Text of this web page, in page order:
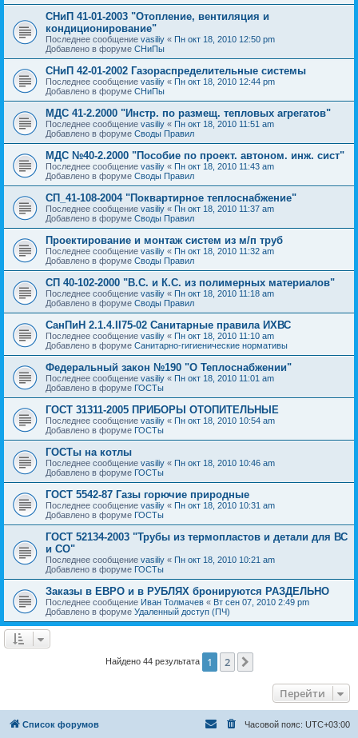
СНиП 41-01-2003 "Отопление, вентиляция и
кондиционирование"
Последнее сообщение vasiliy « Пн окт 18, 2010 12:50 pm
Добавлено в форуме СНиПы
СНиП 42-01-2002 Газораспределительные системы
Последнее сообщение vasiliy « Пн окт 18, 2010 12:44 pm
Добавлено в форуме СНиПы
МДС 41-2.2000 "Инстр. по размещ. тепловых агрегатов"
Последнее сообщение vasiliy « Пн окт 18, 2010 11:51 am
Добавлено в форуме Своды Правил
МДС №40-2.2000 "Пособие по проект. автоном. инж. сист"
Последнее сообщение vasiliy « Пн окт 18, 2010 11:43 am
Добавлено в форуме Своды Правил
СП_41-108-2004 "Поквартирное теплоснабжение"
Последнее сообщение vasiliy « Пн окт 18, 2010 11:37 am
Добавлено в форуме Своды Правил
Проектирование и монтаж систем из м/п труб
Последнее сообщение vasiliy « Пн окт 18, 2010 11:32 am
Добавлено в форуме Своды Правил
СП 40-102-2000 "В.С. и К.С. из полимерных материалов"
Последнее сообщение vasiliy « Пн окт 18, 2010 11:18 am
Добавлено в форуме Своды Правил
СанПиН 2.1.4.II75-02 Санитарные правила ИХВС
Последнее сообщение vasiliy « Пн окт 18, 2010 11:10 am
Добавлено в форуме Санитарно-гигиенические нормативы
Федеральный закон №190 "О Теплоснабжении"
Последнее сообщение vasiliy « Пн окт 18, 2010 11:01 am
Добавлено в форуме ГОСТы
ГОСТ 31311-2005 ПРИБОРЫ ОТОПИТЕЛЬНЫЕ
Последнее сообщение vasiliy « Пн окт 18, 2010 10:54 am
Добавлено в форуме ГОСТы
ГОСТы на котлы
Последнее сообщение vasiliy « Пн окт 18, 2010 10:46 am
Добавлено в форуме ГОСТы
ГОСТ 5542-87 Газы горючие природные
Последнее сообщение vasiliy « Пн окт 18, 2010 10:31 am
Добавлено в форуме ГОСТы
ГОСТ 52134-2003 "Трубы из термопластов и детали для ВС
и СО"
Последнее сообщение vasiliy « Пн окт 18, 2010 10:21 am
Добавлено в форуме ГОСТы
Заказы в ЕВРО и в РУБЛЯХ бронируются РАЗДЕЛЬНО
Последнее сообщение Иван Толмачев « Вт сен 07, 2010 2:49 pm
Добавлено в форуме Удаленный доступ (ПЧ)
Найдено 44 результата 1 2
Перейти
Список форумов Часовой пояс: UTC+03:00